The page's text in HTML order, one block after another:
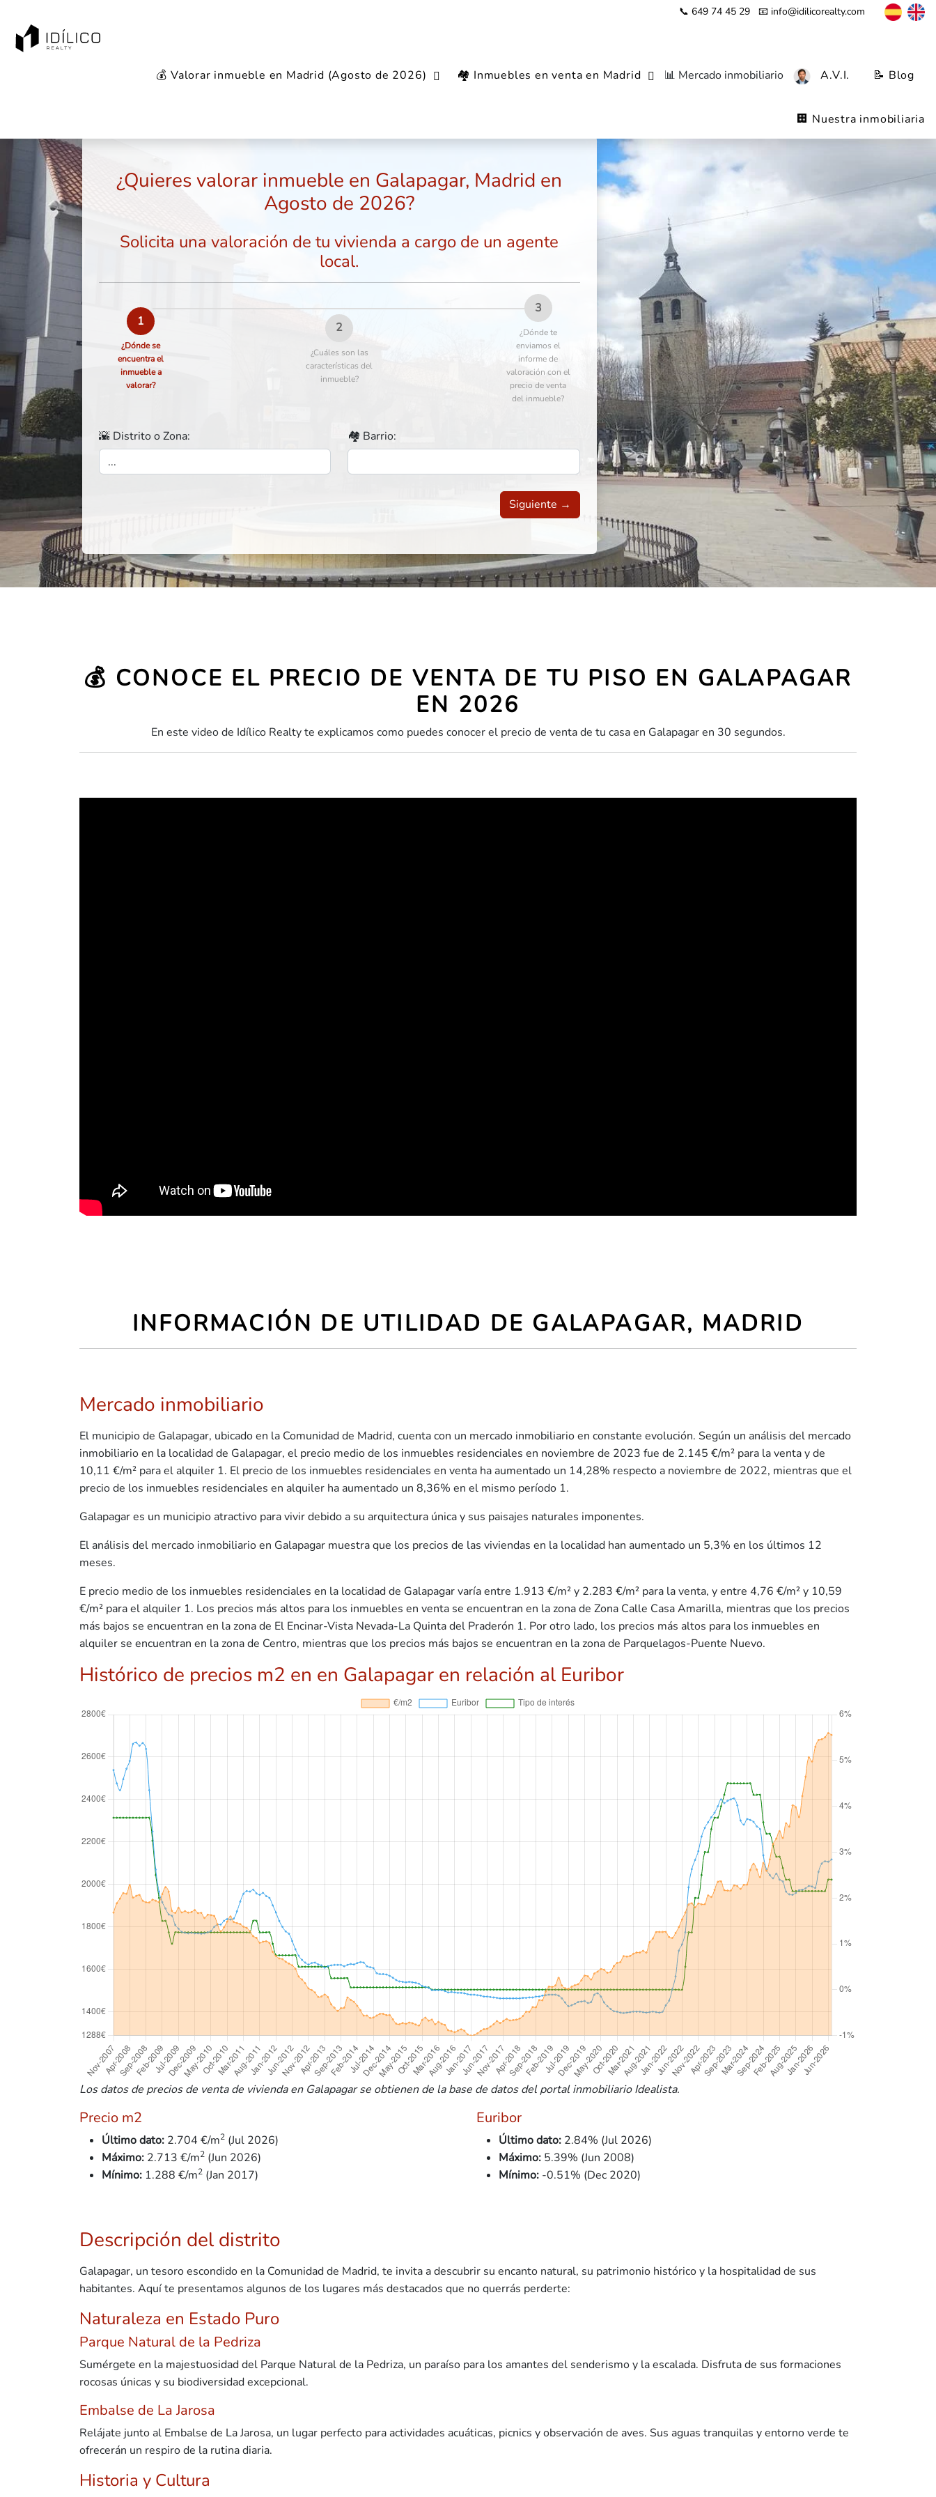
📞 649 74 45 29 📧 info@idilicorealty.com
💰 Valorar inmueble en Madrid (Agosto de 2026) 🏘️ Inmuebles en venta en Madrid 📊 Mercado inmobiliario A.V.I. 📝 Blog
🏢 Nuestra inmobiliaria
Valorar inmueble Madrid Galapagar
¿Quieres valorar inmueble en Galapagar, Madrid en
Agosto de 2026?
Solicita una valoración de tu vivienda a cargo de un agente
local.
1
¿Dónde se
encuentra el
inmueble a
valorar?
2
¿Cuáles son las
características del
inmueble?
3
¿Dónde te
enviamos el
informe de
valoración con el
precio de venta
del inmueble?
🌇 Distrito o Zona: 🏘️ Barrio:
Siguiente →
💰 CONOCE EL PRECIO DE VENTA DE TU PISO EN GALAPAGAR
EN 2026
En este video de Idílico Realty te explicamos como puedes conocer el precio de venta de tu casa en Galapagar en 30 segundos.
INFORMACIÓN DE UTILIDAD DE GALAPAGAR, MADRID
Mercado inmobiliario
El municipio de Galapagar, ubicado en la Comunidad de Madrid, cuenta con un mercado inmobiliario en constante evolución. Según un análisis del mercado
inmobiliario en la localidad de Galapagar, el precio medio de los inmuebles residenciales en noviembre de 2023 fue de 2.145 €/m² para la venta y de
10,11 €/m² para el alquiler 1. El precio de los inmuebles residenciales en venta ha aumentado un 14,28% respecto a noviembre de 2022, mientras que el
precio de los inmuebles residenciales en alquiler ha aumentado un 8,36% en el mismo período 1.
Galapagar es un municipio atractivo para vivir debido a su arquitectura única y sus paisajes naturales imponentes.
El análisis del mercado inmobiliario en Galapagar muestra que los precios de las viviendas en la localidad han aumentado un 5,3% en los últimos 12
meses.
E precio medio de los inmuebles residenciales en la localidad de Galapagar varía entre 1.913 €/m² y 2.283 €/m² para la venta, y entre 4,76 €/m² y 10,59
€/m² para el alquiler 1. Los precios más altos para los inmuebles en venta se encuentran en la zona de Zona Calle Casa Amarilla, mientras que los precios
más bajos se encuentran en la zona de El Encinar-Vista Nevada-La Quinta del Praderón 1. Por otro lado, los precios más altos para los inmuebles en
alquiler se encuentran en la zona de Centro, mientras que los precios más bajos se encuentran en la zona de Parquelagos-Puente Nuevo.
Histórico de precios m2 en en Galapagar en relación al Euribor
Los datos de precios de venta de vivienda en Galapagar se obtienen de la base de datos del portal inmobiliario Idealista.
Precio m2
Último dato: 2.704 €/m2 (Jul 2026)
Máximo: 2.713 €/m2 (Jun 2026)
Mínimo: 1.288 €/m2 (Jan 2017)
Euribor
Último dato: 2.84% (Jul 2026)
Máximo: 5.39% (Jun 2008)
Mínimo: -0.51% (Dec 2020)
Descripción del distrito
Galapagar, un tesoro escondido en la Comunidad de Madrid, te invita a descubrir su encanto natural, su patrimonio histórico y la hospitalidad de sus
habitantes. Aquí te presentamos algunos de los lugares más destacados que no querrás perderte:
Naturaleza en Estado Puro
Parque Natural de la Pedriza
Sumérgete en la majestuosidad del Parque Natural de la Pedriza, un paraíso para los amantes del senderismo y la escalada. Disfruta de sus formaciones
rocosas únicas y su biodiversidad excepcional.
Embalse de La Jarosa
Relájate junto al Embalse de La Jarosa, un lugar perfecto para actividades acuáticas, picnics y observación de aves. Sus aguas tranquilas y entorno verde te
ofrecerán un respiro de la rutina diaria.
Historia y Cultura